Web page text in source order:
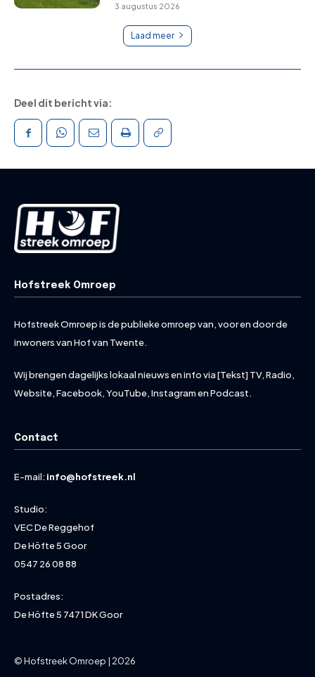
3 augustus 2026
Laad meer
Deel dit bericht via:
Hofstreek Omroep
Hofstreek Omroep is de publieke omroep van, voor en door de
inwoners van Hof van Twente.
Wij brengen dagelijks lokaal nieuws en info via [Tekst] TV, Radio,
Website, Facebook, YouTube, Instagram en Podcast.
Contact
E-mail: info@hofstreek.nl
Studio:
VEC De Reggehof
De Höfte 5 Goor
0547 26 08 88
Postadres:
De Höfte 5 7471 DK Goor
© Hofstreek Omroep | 2026